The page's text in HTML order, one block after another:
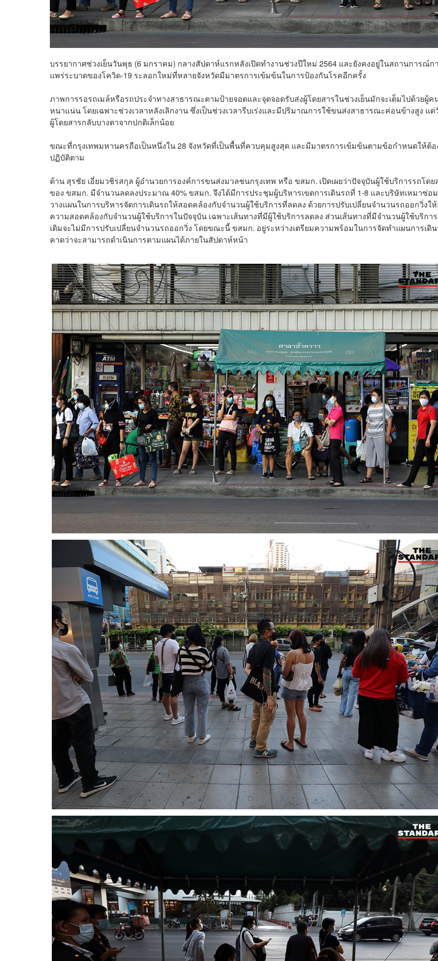
บรรยากาศช่วงเย็นวันพุธ (6 มกราคม) กลางสัปดาห์แรกหลังเปิดทำงานช่วงปีใหม่ 2564 และยังคงอยู่ในสถานการณ์ก
แพร่ระบาดของโควิด-19 ระลอกใหม่ที่หลายจังหวัดมีมาตรการเข้มข้นในการป้องกันโรคอีกครั้ง
ภาพการรอรถเมล์หรือรถประจำทางสาธารณะตามป้ายจอดและจุดจอดรับส่งผู้โดยสารในช่วงเย็นมักจะเต็มไปด้วยผู้ค
หนาแน่น โดยเฉพาะช่วงเวลาหลังเลิกงาน ซึ่งเป็นช่วงเวลารีบเร่งและมีปริมาณการใช้ขนส่งสาธารณะค่อนข้างสูง แ
ผู้โดยสารกลับบางตาจากปกติเล็กน้อย
ขณะที่กรุงเทพมหานครถือเป็นหนึ่งใน 28 จังหวัดที่เป็นพื้นที่ควบคุมสูงสุด และมีมาตรการเข้มข้นตามข้อกำหนดให้ต้อ
ปฏิบัติตาม
ด้าน สุรชัย เอี่ยมวชิรสกุล ผู้อำนวยการองค์การขนส่งมวลชนกรุงเทพ หรือ ขสมก. เปิดเผยว่าปัจจุบันผู้ใช้บริการรถโดย
ของ ขสมก. มีจำนวนลดลงประมาณ 40% ขสมก. จึงได้มีการประชุมผู้บริหารเขตการเดินรถที่ 1-8 และบริษัทเหมาซ่อ
วางแผนในการบริหารจัดการเดินรถให้สอดคล้องกับจำนวนผู้ใช้บริการที่ลดลง ด้วยการปรับเปลี่ยนจำนวนรถออกวิ่งใ
ความสอดคล้องกับจำนวนผู้ใช้บริการในปัจจุบัน เฉพาะเส้นทางที่มีผู้ใช้บริการลดลง ส่วนเส้นทางที่มีจำนวนผู้ใช้บริการ
เดิมจะไม่มีการปรับเปลี่ยนจำนวนรถออกวิ่ง โดยขณะนี้ ขสมก. อยู่ระหว่างเตรียมความพร้อมในการจัดทำแผนการเดิ
คาดว่าจะสามารถดำเนินการตามแผนได้ภายในสัปดาห์หน้า